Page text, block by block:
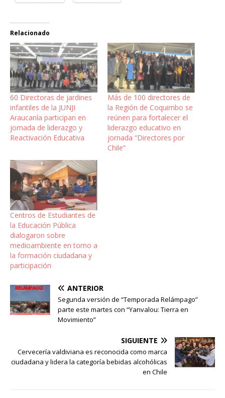
Relacionado
60 Directoras de jardines
infantiles de la JUNJI
Araucanía participan en
jornada de liderazgo y
Reactivación Educativa
Más de 100 directores de
la Región de Coquimbo se
reúnen para fortalecer el
liderazgo educativo en
jornada “Directores por
Chile”
Centros de Estudiantes de
la Educación Pública
dialogaron sobre
medioambiente en torno a
la formación ciudadana y
participación
ANTERIOR
Segunda versión de “Temporada Relámpago”
parte este martes con “Yanvalou: Tierra en
Movimiento”
SIGUIENTE
Cervecería valdiviana es reconocida como marca
ciudadana y lidera la categoría bebidas alcohólicas
en Chile